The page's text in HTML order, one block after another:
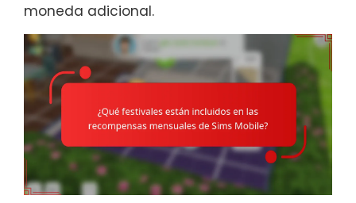
moneda adicional.